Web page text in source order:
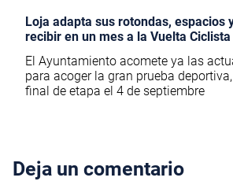
Loja adapta sus rotondas, espacios
recibir en un mes a la Vuelta Ciclista
El Ayuntamiento acomete ya las
para acoger la gran prueba
final de etapa el 4 de septiembre
Deja un comentario